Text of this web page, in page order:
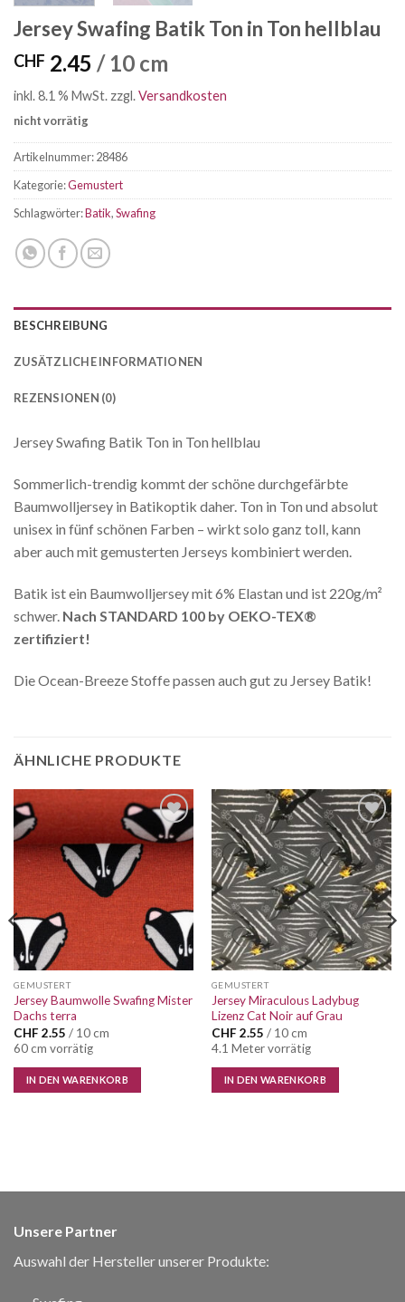
Jersey Swafing Batik Ton in Ton hellblau
CHF 2.45 / 10 cm
inkl. 8.1 % MwSt. zzgl.Versandkosten
nicht vorrätig
Artikelnummer:28486
Kategorie:Gemustert
Schlagwörter:Batik,Swafing
BESCHREIBUNG
ZUSÄTZLICHE INFORMATIONEN
REZENSIONEN (0)
Jersey Swafing Batik Ton in Ton hellblau
Sommerlich-trendig kommt der schöne durchgefärbte
Baumwolljersey in Batikoptik daher. Ton in Ton und absolut
unisex in fünf schönen Farben – wirkt solo ganz toll, kann
aber auch mit gemusterten Jerseys kombiniert werden.
Batik ist ein Baumwolljersey mit 6% Elastan und ist 220g/m²
schwer. Nach STANDARD 100 by OEKO-TEX®
zertifiziert!
Die Ocean-Breeze Stoffe passen auch gut zu Jersey Batik!
ÄHNLICHE PRODUKTE
Auf die
Wunschliste
GEMUSTERT
Jersey Baumwolle Swafing Mister
Dachs terra
CHF 2.55 / 10 cm
60 cm vorrätig
IN DEN WARENKORB
Auf die
Wunschliste
GEMUSTERT
Jersey Miraculous Ladybug
Lizenz Cat Noir auf Grau
CHF 2.55 / 10 cm
4.1 Meter vorrätig
IN DEN WARENKORB
Unsere Partner
Auswahl der Hersteller unserer Produkte: